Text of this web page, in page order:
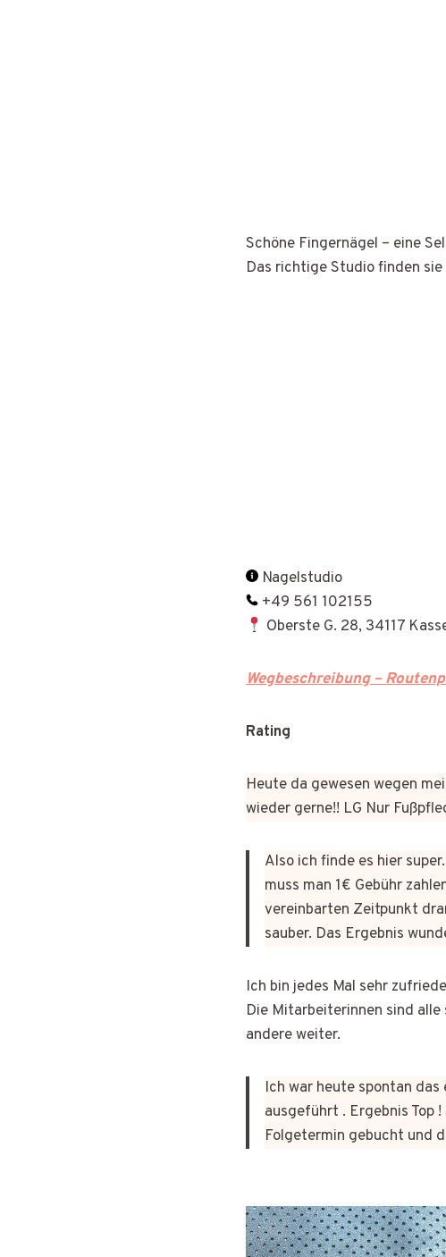
Schöne Fingernägel – eine
Das richtige Studio finden
Nagelstudio
+49 561 102155
Oberste G. 28, 34117
Wegbeschreibung –
Rating
Heute da gewesen wegen
wieder gerne!! LG Nur
Also ich finde es hier
muss man 1€ Gebühr
vereinbarten Zeitpunkt
sauber. Das Ergebnis
Ich bin jedes Mal sehr
Die Mitarbeiterinnen sind
andere weiter.
Ich war heute spontan
ausgeführt . Ergebnis Top
Folgetermin gebucht und